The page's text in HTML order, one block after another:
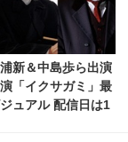
新＆中島歩ら出演
「イクサガミ」最
ュアル 配信日は1